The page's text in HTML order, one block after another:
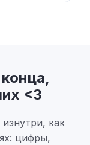
<3
как
цифры,